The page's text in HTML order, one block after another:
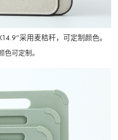
采用麦秸秆，可定制颜色。
可定制。